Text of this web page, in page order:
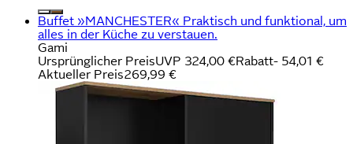
Buffet »MANCHESTER« Praktisch und funktional, um
alles in der Küche zu verstauen.
Gami
Ursprünglicher PreisUVP 324,00 €Rabatt- 54,01 €
Aktueller Preis269,99 €